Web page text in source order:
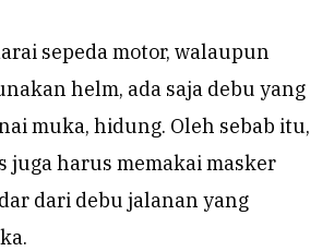
sepeda motor, walaupun
helm, ada saja debu yang
muka, hidung. Oleh sebab itu,
juga harus memakai masker
dari debu jalanan yang